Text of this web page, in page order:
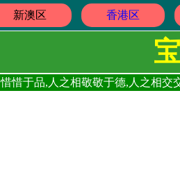
新澳区 香港区
惜惜于品,人之相敬敬于德,人之相